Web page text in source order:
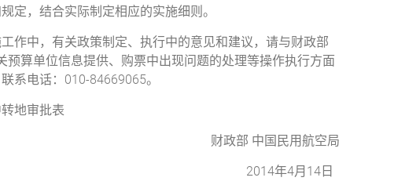
，结合实际制定相应的实施细则。
中，有关政策制定、执行中的意见和建议，请与财政部
算单位信息提供、购票中出现问题的处理等操作执行方面
系电话：010-84669065。
地审批表
财政部 中国民用航空局
2014年4月14日